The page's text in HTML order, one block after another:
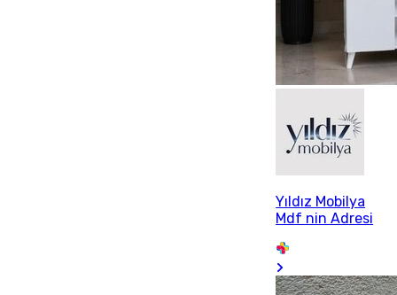
Yıldız Mobilya
Mdf nin Adresi